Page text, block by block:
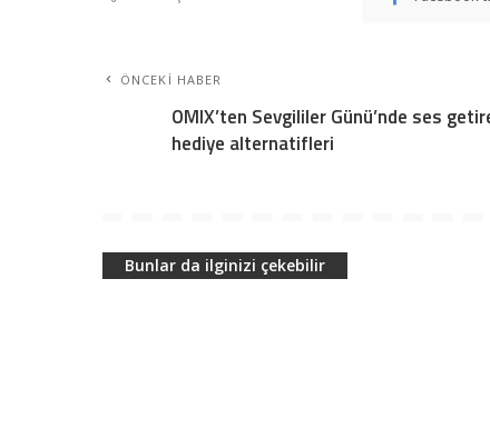
ÖNCEKI HABER
OMIX’ten Sevgililer Günü’nde ses
hediye alternatifleri
Bunlar da ilginizi çekebilir